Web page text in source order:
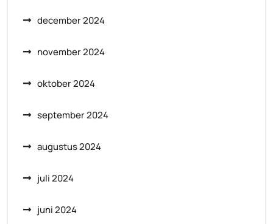
december 2024
november 2024
oktober 2024
september 2024
augustus 2024
juli 2024
juni 2024